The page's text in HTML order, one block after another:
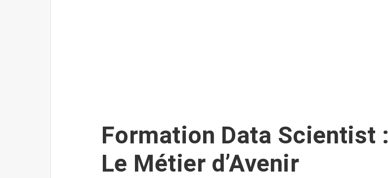
Formation Data Scientist :
Le Métier d’Avenir